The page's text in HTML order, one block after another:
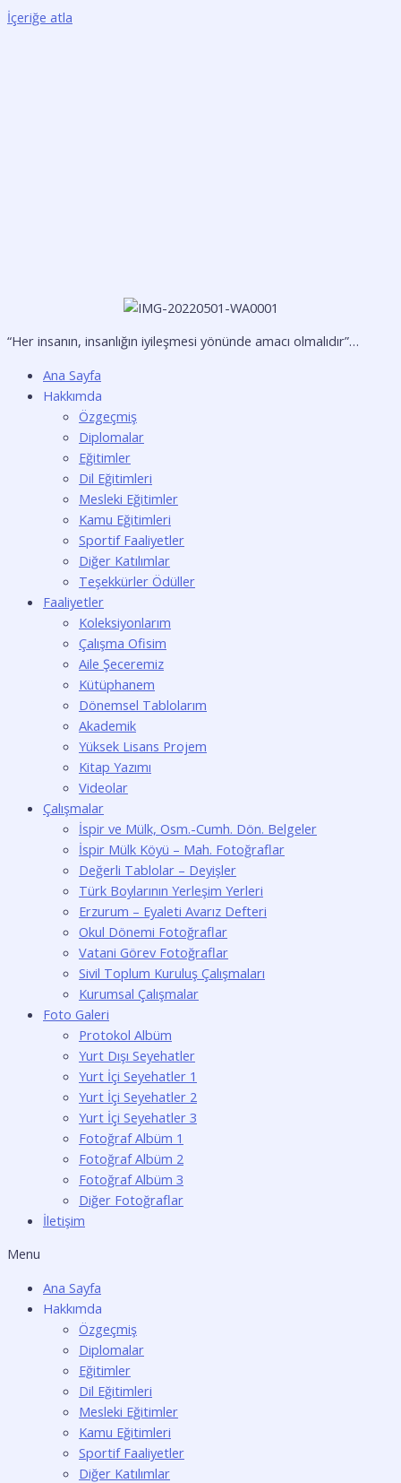
İçeriğe atla
“Her insanın, insanlığın iyileşmesi yönünde amacı olmalıdır”…
Ana Sayfa
Hakkımda
Özgeçmiş
Diplomalar
Eğitimler
Dil Eğitimleri
Mesleki Eğitimler
Kamu Eğitimleri
Sportif Faaliyetler
Diğer Katılımlar
Teşekkürler Ödüller
Faaliyetler
Koleksiyonlarım
Çalışma Ofisim
Aile Şeceremiz
Kütüphanem
Dönemsel Tablolarım
Akademik
Yüksek Lisans Projem
Kitap Yazımı
Videolar
Çalışmalar
İspir ve Mülk, Osm.-Cumh. Dön. Belgeler
İspir Mülk Köyü – Mah. Fotoğraflar
Değerli Tablolar – Deyişler
Türk Boylarının Yerleşim Yerleri
Erzurum – Eyaleti Avarız Defteri
Okul Dönemi Fotoğraflar
Vatani Görev Fotoğraflar
Sivil Toplum Kuruluş Çalışmaları
Kurumsal Çalışmalar
Foto Galeri
Protokol Albüm
Yurt Dışı Seyehatler
Yurt İçi Seyehatler 1
Yurt İçi Seyehatler 2
Yurt İçi Seyehatler 3
Fotoğraf Albüm 1
Fotoğraf Albüm 2
Fotoğraf Albüm 3
Diğer Fotoğraflar
İletişim
Menu
Ana Sayfa
Hakkımda
Özgeçmiş
Diplomalar
Eğitimler
Dil Eğitimleri
Mesleki Eğitimler
Kamu Eğitimleri
Sportif Faaliyetler
Diğer Katılımlar